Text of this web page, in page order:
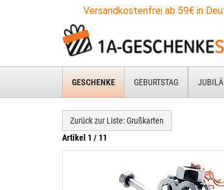
Versandkostenfrei ab 59€ in
GESCHENKE GEBURTSTAG
Zurück zur Liste: Grußkarten
Artikel 1 / 11